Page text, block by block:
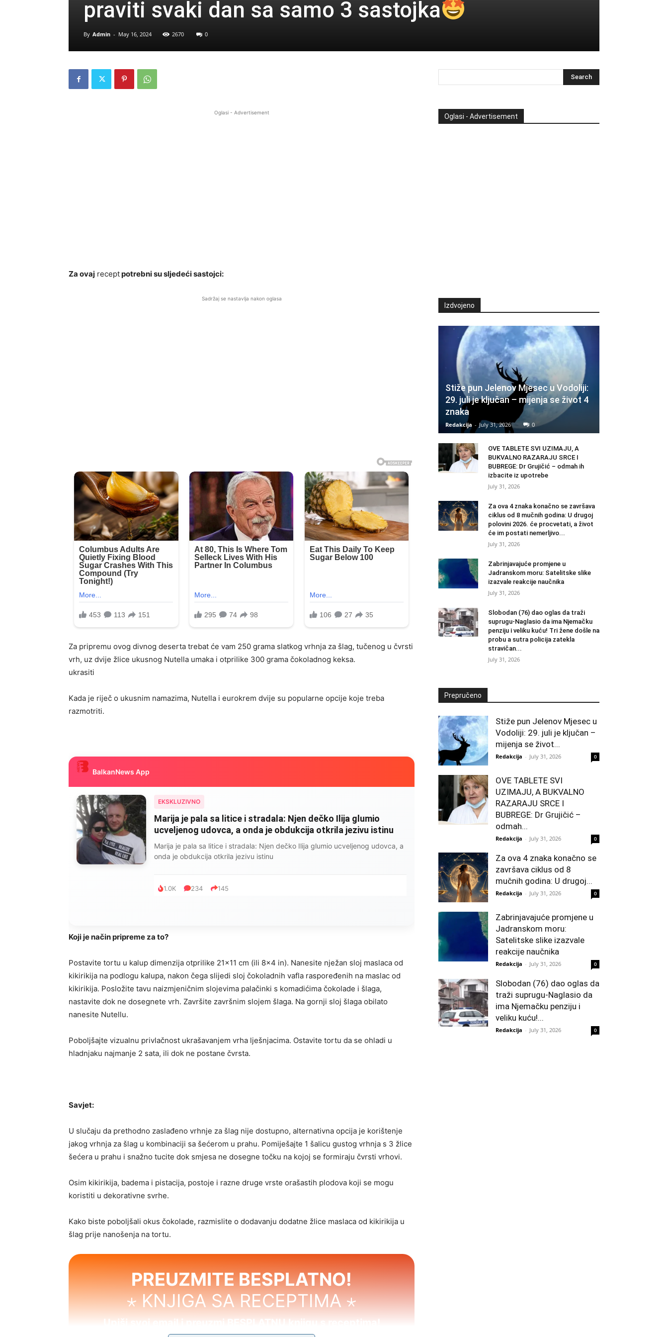
praviti svaki dan sa samo 3 sastojka
By Admin - May 16, 2024 2670 0
Oglasi - Advertisement
Za ovaj receptpotrebni su sljedeći sastojci:
Sadržaj se nastavlja nakon oglasa
Za pripremu ovog divnog deserta trebat će vam 250 grama slatkog vrhnja za šlag, tučenog u čvrsti
vrh, uz dvije žlice ukusnog Nutella umaka i otprilike 300 grama čokoladnog keksa.
ukrasiti
Kada je riječ o ukusnim namazima, Nutella i eurokrem dvije su popularne opcije koje treba
razmotriti.
BalkanNews App
EKSKLUZIVNO
Marija je pala sa litice i stradala: Njen dečko Ilija glumio
ucveljenog udovca, a onda je obdukcija otkrila jezivu istinu
Marija je pala sa litice i stradala: Njen dečko Ilija glumio ucveljenog udovca, a
onda je obdukcija otkrila jezivu istinu
1.0K 234 145
Koji je način pripreme za to?
Postavite tortu u kalup dimenzija otprilike 21×11 cm (ili 8×4 in). Nanesite nježan sloj maslaca od
kikirikija na podlogu kalupa, nakon čega slijedi sloj čokoladnih vafla raspoređenih na maslac od
kikirikija. Posložite tavu naizmjeničnim slojevima palačinki s komadićima čokolade i šlaga,
nastavite dok ne dosegnete vrh. Završite završnim slojem šlaga. Na gornji sloj šlaga obilato
nanesite Nutellu.
Poboljšajte vizualnu privlačnost ukrašavanjem vrha lješnjacima. Ostavite tortu da se ohladi u
hladnjaku najmanje 2 sata, ili dok ne postane čvrsta.
Savjet:
U slučaju da prethodno zaslađeno vrhnje za šlag nije dostupno, alternativna opcija je korištenje
jakog vrhnja za šlag u kombinaciji sa šećerom u prahu. Pomiješajte 1 šalicu gustog vrhnja s 3 žlice
šećera u prahu i snažno tucite dok smjesa ne dosegne točku na kojoj se formiraju čvrsti vrhovi.
Osim kikirikija, badema i pistacija, postoje i razne druge vrste orašastih plodova koji se mogu
koristiti u dekorativne svrhe.
Kako biste poboljšali okus čokolade, razmislite o dodavanju dodatne žlice maslaca od kikirikija u
šlag prije nanošenja na tortu.
PREUZMITE BESPLATNO!
⋆ KNJIGA SA RECEPTIMA ⋆
Upiši svoj email i preuzmi BESPLATNU knjigu s receptima!
Oglasi - Advertisement
Izdvojeno
Stiže pun Jelenov Mjesec u Vodoliji:
29. juli je ključan – mijenja se život 4
znaka
Redakcija - July 31, 2026 0
OVE TABLETE SVI UZIMAJU, A
BUKVALNO RAZARAJU SRCE I
BUBREGE: Dr Grujičić – odmah ih
izbacite iz upotrebe
July 31, 2026
Za ova 4 znaka konačno se završava
ciklus od 8 mučnih godina: U drugoj
polovini 2026. će procvetati, a život
će im postati nemerljivo...
July 31, 2026
Zabrinjavajuće promjene u
Jadranskom moru: Satelitske slike
izazvale reakcije naučnika
July 31, 2026
Slobodan (76) dao oglas da traži
suprugu-Naglasio da ima Njemačku
penziju i veliku kuću! Tri žene došle na
probu a sutra policija zatekla
stravičan...
July 31, 2026
Prepručeno
Stiže pun Jelenov Mjesec u
Vodoliji: 29. juli je ključan –
mijenja se život...
Redakcija - July 31, 2026 0
OVE TABLETE SVI
UZIMAJU, A BUKVALNO
RAZARAJU SRCE I
BUBREGE: Dr Grujičić –
odmah...
Redakcija - July 31, 2026 0
Za ova 4 znaka konačno se
završava ciklus od 8
mučnih godina: U drugoj...
Redakcija - July 31, 2026 0
Zabrinjavajuće promjene u
Jadranskom moru:
Satelitske slike izazvale
reakcije naučnika
Redakcija - July 31, 2026 0
Slobodan (76) dao oglas da
traži suprugu-Naglasio da
ima Njemačku penziju i
veliku kuću!...
Redakcija - July 31, 2026 0